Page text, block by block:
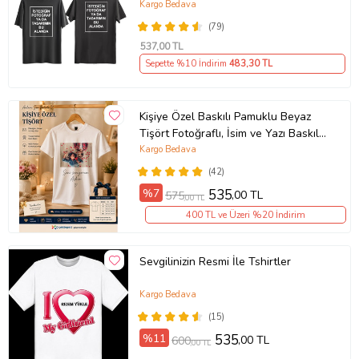
BASKI) (Siyah)
(79)
Kargo Bedava
537,00 TL
Sepette %10 İndirim 483,30 TL
Kişiye Özel Baskılı Pamuklu Beyaz
Tişört Fotoğraflı, İsim ve Yazı Baskılı
Unisex Bisiklet Yaka
(42)
Kargo Bedava
%7 575,00 TL 535,00 TL
400 TL ve Üzeri %20 İndirim
Sevgilinizin Resmi İle Tshirtler
(15)
Kargo Bedava
%11 600,00 TL 535,00 TL